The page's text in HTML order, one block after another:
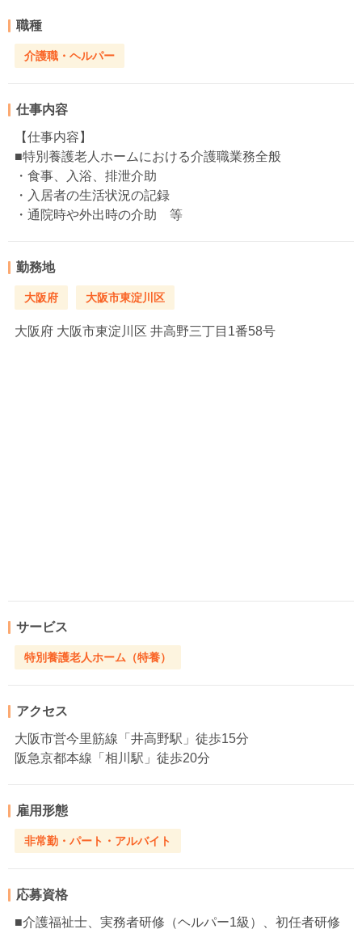
職種
介護職・ヘルパー
仕事内容
【仕事内容】
■特別養護老人ホームにおける介護職業務全般
・食事、入浴、排泄介助
・入居者の生活状況の記録
・通院時や外出時の介助 等
勤務地
大阪府 大阪市東淀川区
大阪府 大阪市東淀川区 井高野三丁目1番58号
サービス
特別養護老人ホーム（特養）
アクセス
大阪市営今里筋線「井高野駅」徒歩15分
阪急京都本線「相川駅」徒歩20分
雇用形態
非常勤・パート・アルバイト
応募資格
■介護福祉士、実務者研修（ヘルパー1級）、初任者研修